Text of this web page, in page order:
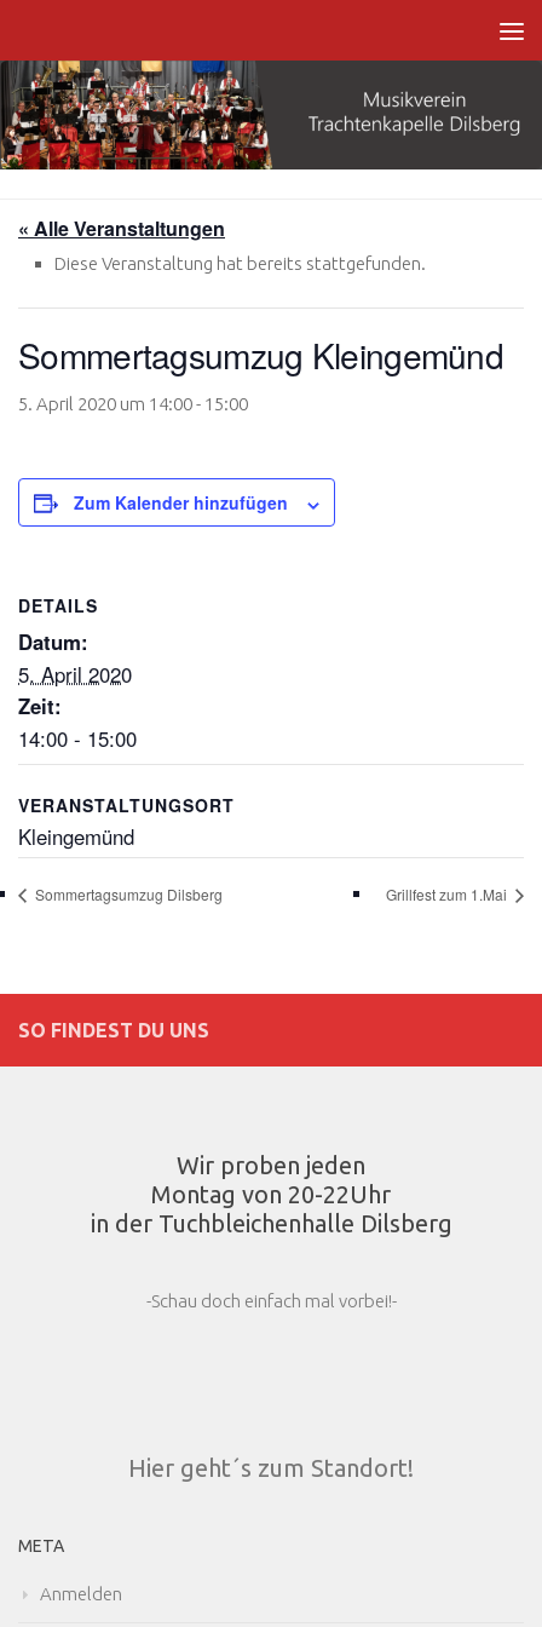
« Alle Veranstaltungen
Diese Veranstaltung hat bereits stattgefunden.
Sommertagsumzug Kleingemünd
5. April 2020 um 14:00- 15:00
Zum Kalender hinzufügen
DETAILS
Datum:
5. April 2020
Zeit:
14:00 - 15:00
VERANSTALTUNGSORT
Kleingemünd
Sommertagsumzug Dilsberg Grillfest zum 1.Mai
SO FINDEST DU UNS
Wir proben jeden
Montag von 20-22Uhr
in der Tuchbleichenhalle Dilsberg
-Schau doch einfach mal vorbei!-
Hier geht´s zum Standort!
META
Anmelden